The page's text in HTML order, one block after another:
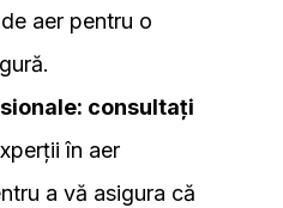
aer pentru o
consultați
în aer
a vă asigura că